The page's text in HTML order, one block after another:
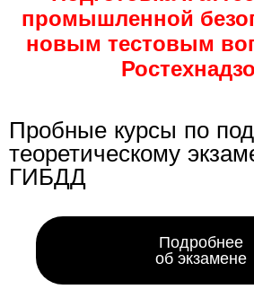
промышленной
новым тестовым
Пробные курсы по
теоретическому
ГИБДД
Подробнее
об экзамене